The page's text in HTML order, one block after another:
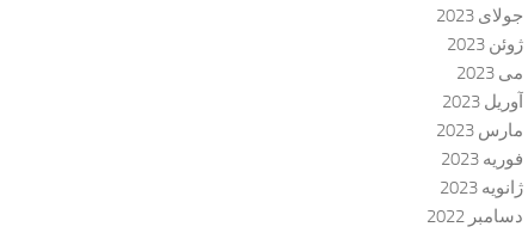
جولای 2023
ژوئن 2023
می 2023
آوریل 2023
مارس 2023
فوریه 2023
ژانویه 2023
دسامبر 2022